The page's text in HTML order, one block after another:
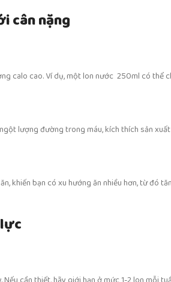
cân nặng
calo cao. Ví dụ, một lon nước 250ml có thể
lượng đường trong máu, kích thích sản
khiến bạn có xu hướng ăn nhiều hơn, từ đó